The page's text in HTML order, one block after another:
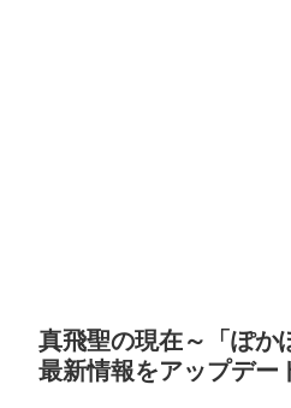
真飛聖の現在～「ぽか
最新情報をアップデー